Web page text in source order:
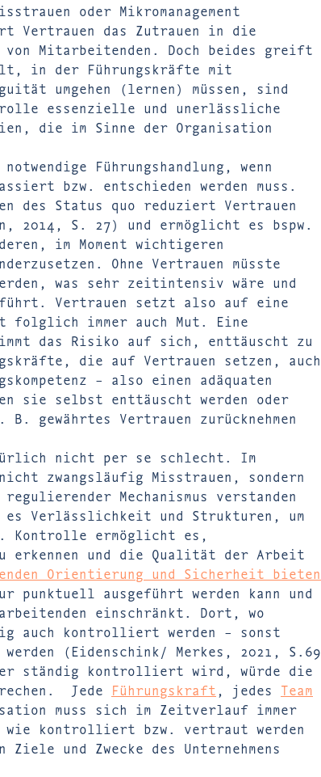
oder Mikromanagement
das Zutrauen in die
Mitarbeitenden. Doch beides greift
in der Führungskräfte mit
umgehen (lernen) müssen, sind
essenzielle und unerlässliche
die im Sinne der Organisation
Führungshandlung, wenn
bzw. entschieden werden muss.
des Status quo reduziert Vertrauen
2014, S. 27) und ermöglicht es bspw.
im Moment wichtigeren
Ohne Vertrauen müsste
was sehr zeitintensiv wäre und
Vertrauen setzt also auf eine
folglich immer auch Mut. Eine
das Risiko auf sich, enttäuscht zu
die auf Vertrauen setzen, auch
– also einen adäquaten
sie selbst enttäuscht werden oder
gewährtes Vertrauen zurücknehmen
nicht per se schlecht. Im
zwangsläufig Misstrauen, sondern
Mechanismus verstanden
es Verlässlichkeit und Strukturen, um
Kontrolle ermöglicht es,
erkennen und die Qualität der Arbeit
Orientierung und Sicherheit bieten
punktuell ausgeführt werden kann und
einschränkt. Dort, wo
auch kontrolliert werden – sonst
(Eidenschink/ Merkes, 2021, S.69
ständig kontrolliert wird, würde die
Jede Führungskraft , jedes Team
muss sich im Zeitverlauf immer
wie kontrolliert bzw. vertraut werden
und Zwecke des Unternehmens